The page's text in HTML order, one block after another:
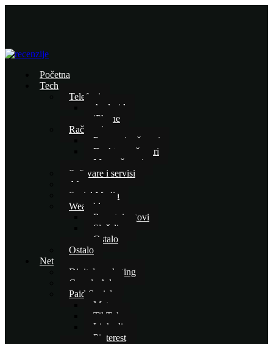
Početna
Tech
Telefoni
Android
iPhone
Računari
Prenosni računari
Desktop računari
Mac računari
Software i servisi
AI
Social Media
Wearables
Pametni satovi
Slušalice
Ostalo
Ostalo
Net
Digital marketing
Google Ads
Paid Social
Meta
TikTok
Linkedin
Pinterest